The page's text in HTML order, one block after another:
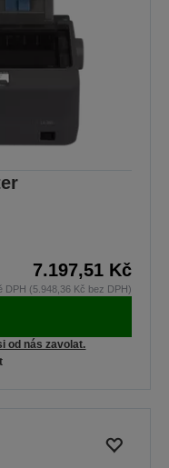
7.197,51 Kč
DPH (5.948,36 Kč bez DPH)
od nás zavolat.